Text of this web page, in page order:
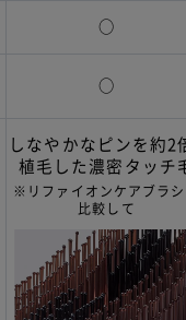
○
○
しなやかなピンを約2
植毛した濃密タッチ
※リファイオンケアブラ
比較して